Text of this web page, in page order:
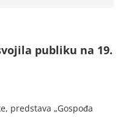
publiku na 19.
predstava „Gospođa